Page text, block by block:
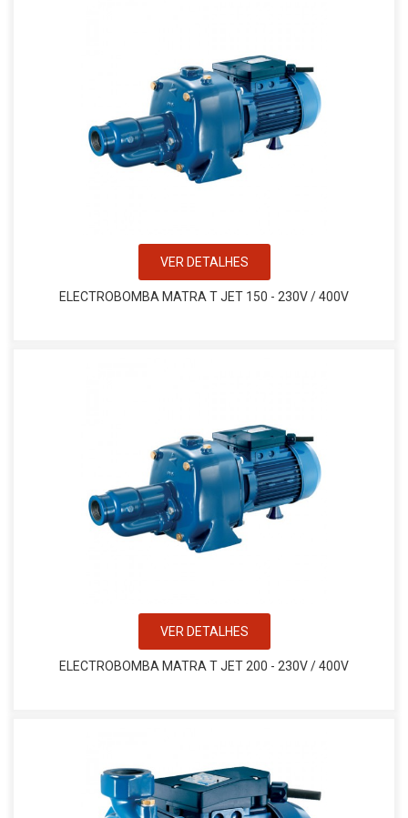
VER DETALHES
ELECTROBOMBA MATRA T JET 150 - 230V / 400V
VER DETALHES
ELECTROBOMBA MATRA T JET 200 - 230V / 400V